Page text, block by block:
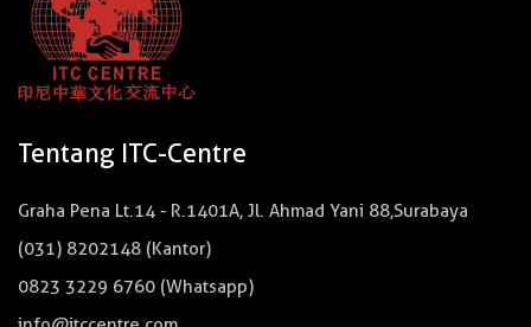
Tentang ITC-Centre
Graha Pena Lt.14 - R.1401A, Jl. Ahmad Yani 88,Surabaya
(031) 8202148 (Kantor)
0823 3229 6760 (Whatsapp)